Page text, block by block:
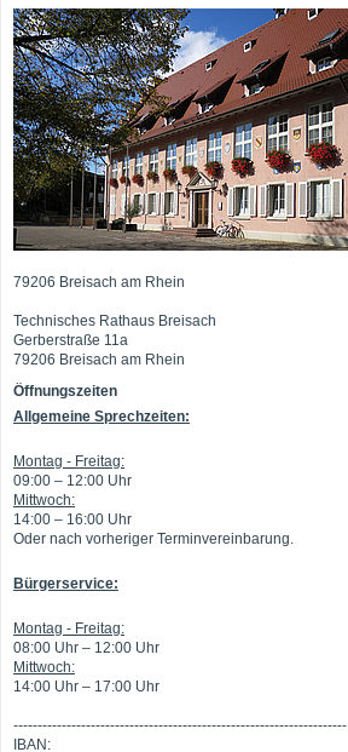
79206 Breisach am Rhein
Technisches Rathaus Breisach
Gerberstraße 11a
79206 Breisach am Rhein
Öffnungszeiten
Allgemeine Sprechzeiten:
Montag - Freitag:
09:00 – 12:00 Uhr
Mittwoch:
14:00 – 16:00 Uhr
Oder nach vorheriger Terminvereinbarung.
Bürgerservice:
Montag - Freitag:
08:00 Uhr – 12:00 Uhr
Mittwoch:
14:00 Uhr – 17:00 Uhr
---------------------------------------------------------------------
IBAN: